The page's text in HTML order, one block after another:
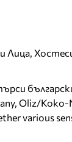
Лица,
Oliz/Koko-
various